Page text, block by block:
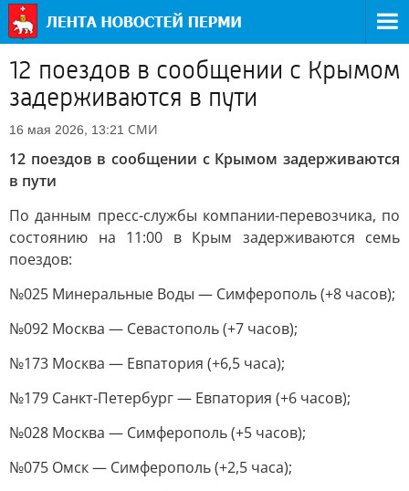
12 поездов в сообщении с Крымом
задерживаются в пути
16 мая 2026, 13:21 СМИ
12 поездов в сообщении с Крымом задерживаются
в пути
По данным пресс-службы компании-перевозчика, по
состоянию на 11:00 в Крым задерживаются семь
поездов:
№025 Минеральные Воды — Симферополь (+8 часов);
№092 Москва — Севастополь (+7 часов);
№173 Москва — Евпатория (+6,5 часа);
№179 Санкт-Петербург — Евпатория (+6 часов);
№028 Москва — Симферополь (+5 часов);
№075 Омск — Симферополь (+2,5 часа);